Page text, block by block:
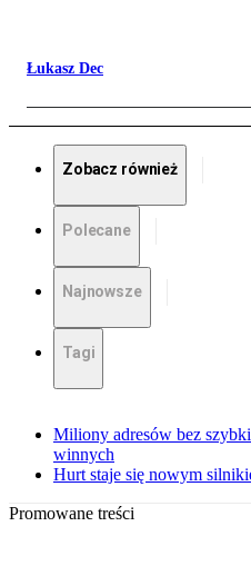
Łukasz Dec
Zobacz również
Polecane
Najnowsze
Tagi
Miliony adresów bez
winnych
Hurt staje się nowym
Promowane treści